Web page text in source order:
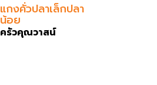
แกงคั่วปลาเล็กปลา
น้อย
ครัวคุณวาสน์